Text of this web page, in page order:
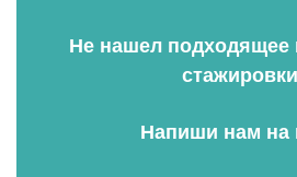
Не нашел подходящее
Напиши нам на